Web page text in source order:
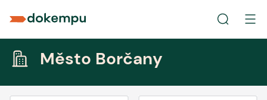
Město Borčany